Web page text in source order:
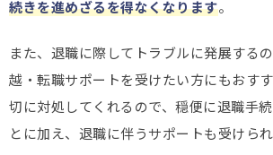
続きを進めざるを得なくなります。
また、退職に際してトラブルに発展する
越・転職サポートを受けたい方にもおす
切に対処してくれるので、穏便に退職手
とに加え、退職に伴うサポートも受けられ